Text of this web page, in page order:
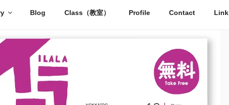
Blog Class（教室） Profile Contact Link